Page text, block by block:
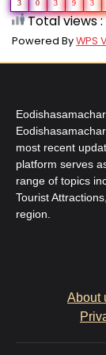
3 0 3 9 3
Total views :
Powered ByWPS
most recent
platform serves
range of topics
Tourist
region.
About